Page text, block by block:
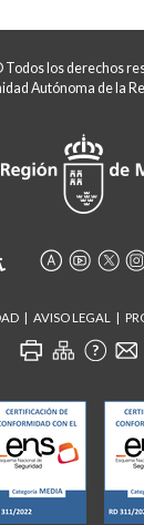
Todos los derechos
Autónoma de la
AVISO LEGAL